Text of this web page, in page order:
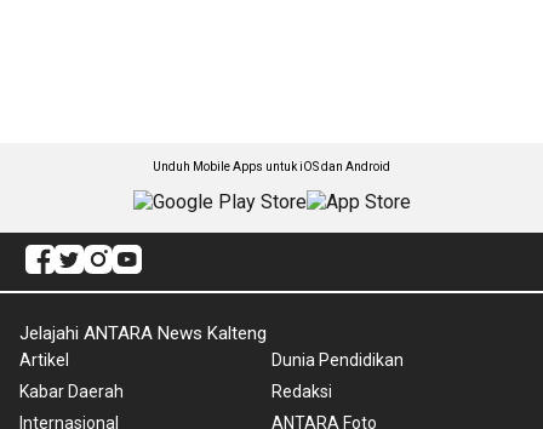
Unduh Mobile Apps untuk iOS dan Android
Jelajahi ANTARA News Kalteng
Artikel
Kabar Daerah
Internasional
Dunia Pendidikan
Redaksi
ANTARA Foto